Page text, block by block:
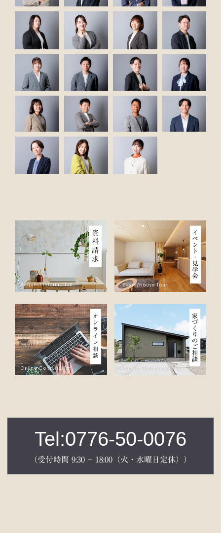
Tel:0776-50-0076
（受付時間 9:30 ~ 18:00（火・水曜日定休））